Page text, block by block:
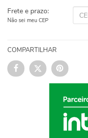
Frete e prazo:
Não sei meu CEP
COMPARTILHAR